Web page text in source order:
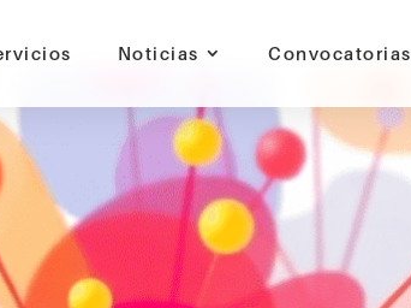
Noticias Convocatorias